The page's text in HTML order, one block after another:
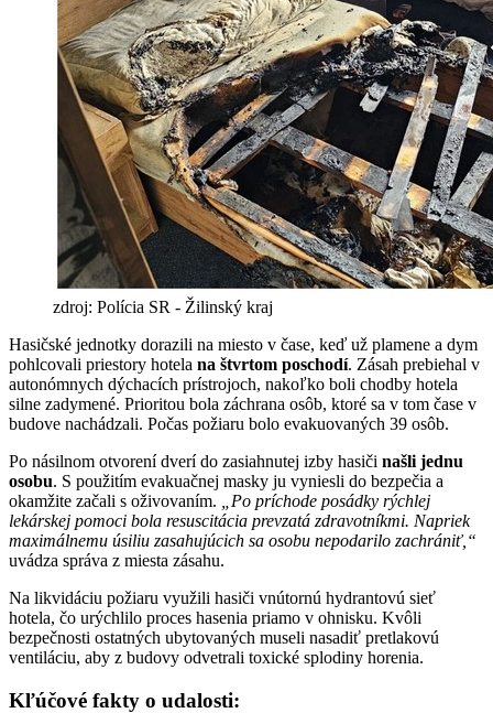
zdroj: Polícia SR - Žilinský kraj
Hasičské jednotky dorazili na miesto v čase, keď už plamene a dym
pohlcovali priestory hotela na štvrtom poschodí. Zásah prebiehal v
autonómnych dýchacích prístrojoch, nakoľko boli chodby hotela
silne zadymené. Prioritou bola záchrana osôb, ktoré sa v tom čase v
budove nachádzali. Počas požiaru bolo evakuovaných 39 osôb.
Po násilnom otvorení dverí do zasiahnutej izby hasiči našli jednu
osobu. S použitím evakuačnej masky ju vyniesli do bezpečia a
okamžite začali s oživovaním.
„Po príchode posádky rýchlej
lekárskej pomoci bola resuscitácia prevzatá zdravotníkmi. Napriek
maximálnemu úsiliu zasahujúcich sa osobu nepodarilo zachrániť,“
uvádza správa z miesta zásahu.
Na likvidáciu požiaru využili hasiči vnútornú hydrantovú sieť
hotela, čo urýchlilo proces hasenia priamo v ohnisku. Kvôli
bezpečnosti ostatných ubytovaných museli nasadiť pretlakovú
ventiláciu, aby z budovy odvetrali toxické splodiny horenia.
Kľúčové fakty o udalosti: